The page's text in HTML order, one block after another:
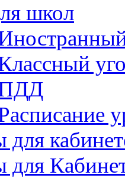
школ
ПДД
для
для